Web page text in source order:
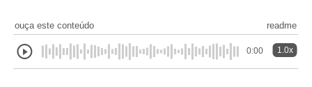
ouça este conteúdo readme
0:00 1.0x